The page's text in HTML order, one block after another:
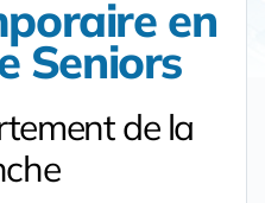
en
Seniors
de la